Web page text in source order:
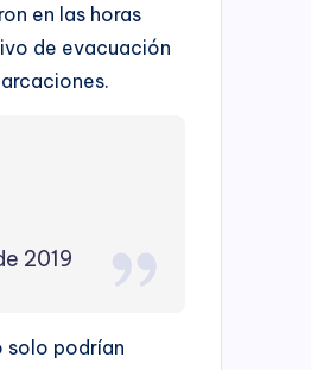
en las horas
de evacuación
2019
solo podrían